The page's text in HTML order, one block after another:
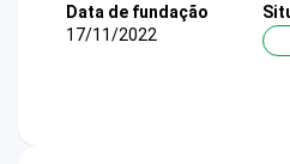
Data de fundação
17/11/2022